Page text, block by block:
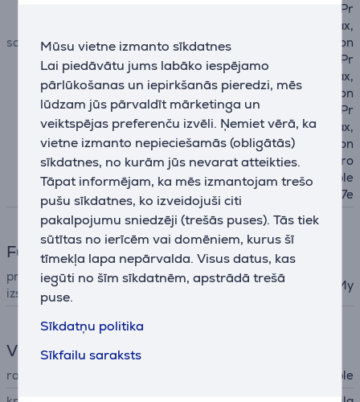
Mūsu vietne izmanto sīkdatnes
Lai piedāvātu jums labāko iespējamo
pārlūkošanas un iepirkšanās pieredzi, mēs
lūdzam jūs pārvaldīt mārketinga un
veiktspējas preferenču izvēli. Ņemiet vērā, ka
vietne izmanto nepieciešamās (obligātās)
sīkdatnes, no kurām jūs nevarat atteikties.
Tāpat informējam, ka mēs izmantojam trešo
pušu sīkdatnes, ko izveidojuši citi
pakalpojumu sniedzēji (trešās puses). Tās tiek
sūtītas no ierīcēm vai domēniem, kurus šī
tīmekļa lapa nepārvalda. Visus datus, kas
iegūti no šīm sīkdatnēm, apstrādā trešā
puse.
Sīkdatņu politika
Sīkfailu saraksts
savietojams ar telefoniem
e 14 Plus, Apple iPhone 14 Pr
o, Apple iPhone 14 Pro Max,
Apple iPhone 15, Apple iPhon
e 15 Plus, Apple iPhone 15 Pr
o, Apple iPhone 15 Pro Max,
Apple iPhone 16, Apple iPhon
e 16 Plus, Apple iPhone 16 Pr
o, Apple iPhone 16 Pro Max,
Apple iPhone 17, Apple iPhon
e 17 Pro, Apple iPhone 17 Pro
Max, Apple iPhone Air, Apple
iPhone 17e
Funkcijas
priekšmeta atrašanās vietas
izsekošana
Apple Find My
Vispārējais parametrs
ražotājs
Apple